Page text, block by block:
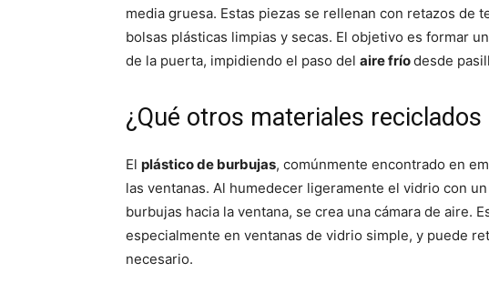
media gruesa. Estas piezas se rellenan con retazos de
bolsas plásticas limpias y secas. El objetivo es formar
de la puerta, impidiendo el paso del aire fríodesde
¿Qué otros materiales
El plástico de burbujas, comúnmente encontrado en
las ventanas. Al humedecer ligeramente el vidrio con
burbujas hacia la ventana, se crea una cámara de aire.
especialmente en ventanas de vidrio simple, y puede
necesario.